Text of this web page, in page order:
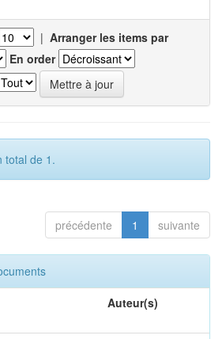
| Arranger les items par
En order
total de 1.
précédente 1 suivante
Auteur(s)